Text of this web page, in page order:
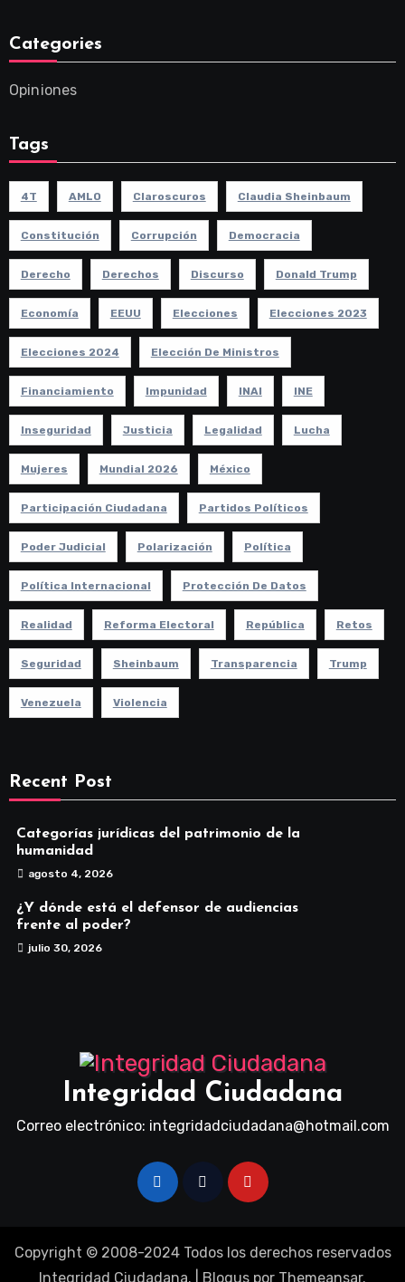
Categories
Opiniones
Tags
4T AMLO Claroscuros Claudia Sheinbaum
Constitución Corrupción Democracia
Derecho Derechos Discurso Donald Trump
Economía EEUU Elecciones Elecciones 2023
Elecciones 2024 Elección De Ministros
Financiamiento Impunidad INAI INE
Inseguridad Justicia Legalidad Lucha
Mujeres Mundial 2026 México
Participación Ciudadana Partidos Políticos
Poder Judicial Polarización Política
Política Internacional Protección De Datos
Realidad Reforma Electoral República Retos
Seguridad Sheinbaum Transparencia Trump
Venezuela Violencia
Recent Post
Categorías jurídicas del patrimonio de la
humanidad
agosto 4, 2026
¿Y dónde está el defensor de audiencias
frente al poder?
julio 30, 2026
Integridad Ciudadana
Correo electrónico: integridadciudadana@hotmail.com
Copyright © 2008-2024 Todos los derechos reservados
Integridad Ciudadana.
Blogus por Themeansar.